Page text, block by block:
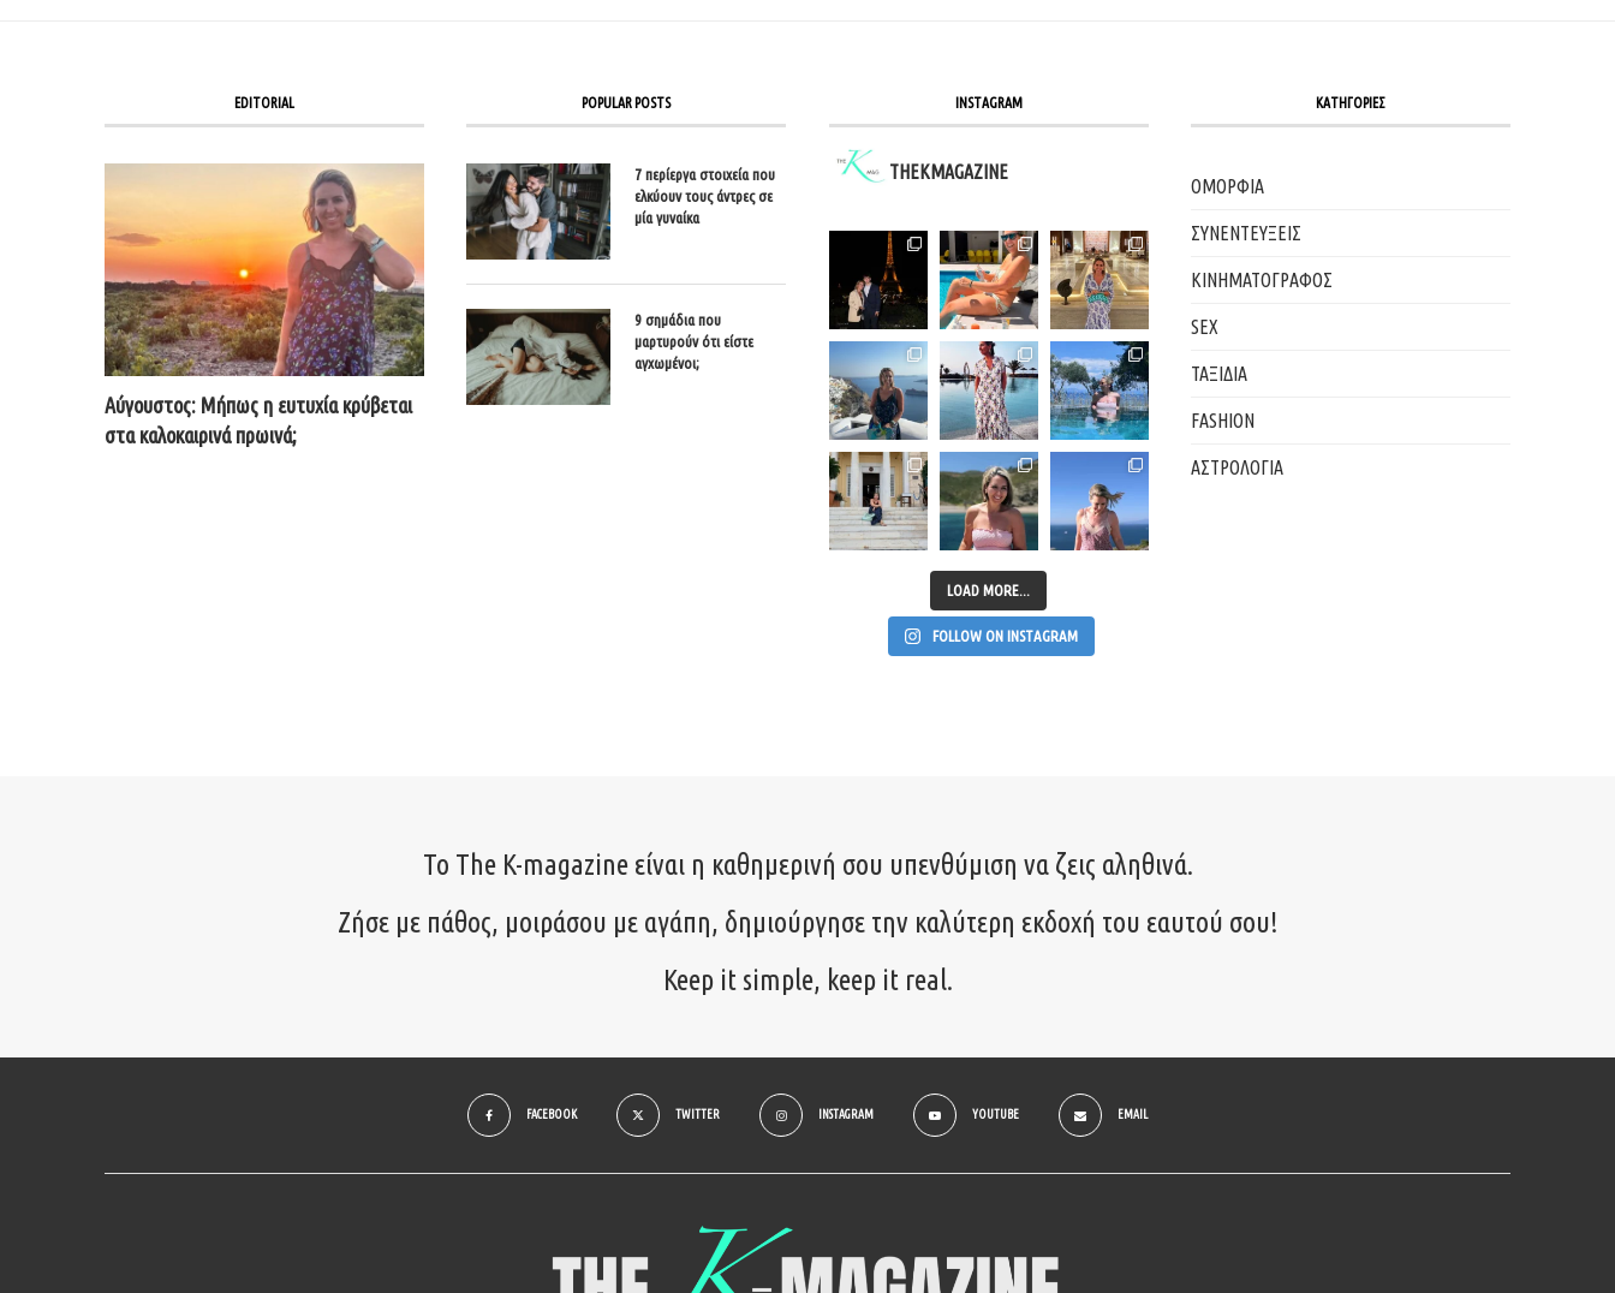
EDITORIAL
Αύγουστος: Μήπως η ευτυχία κρύβεται
στα καλοκαιρινά πρωινά;
POPULAR POSTS
7 περίεργα στοιχεία που
ελκύουν τους άντρες σε
μία γυναίκα
9 σημάδια που
μαρτυρούν ότι είστε
αγχωμένοι;
INSTAGRAM
THEKMAGAZINE
LOAD MORE...
FOLLOW ON INSTAGRAM
ΚΑΤΗΓΟΡΙΕΣ
ΟΜΟΡΦΙΑ
ΣΥΝΕΝΤΕΥΞΕΙΣ
ΚΙΝΗΜΑΤΟΓΡΑΦΟΣ
SEX
ΤΑΞΙΔΙΑ
FASHION
ΑΣΤΡΟΛΟΓΙΑ
Το The K-magazine είναι η καθημερινή σου υπενθύμιση να ζεις αληθινά.
Ζήσε με πάθος, μοιράσου με αγάπη, δημιούργησε την καλύτερη εκδοχή του εαυτού σου!
Keep it simple, keep it real.
FACEBOOK TWITTER INSTAGRAM YOUTUBE EMAIL